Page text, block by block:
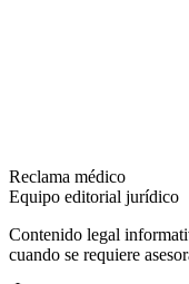
Reclama médico
Equipo editorial jurídico
Contenido legal
cuando se requiere